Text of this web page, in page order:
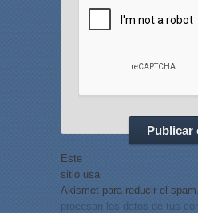
Este
sitio usa
Akismet para reducir el spam.
procesan los datos de tus